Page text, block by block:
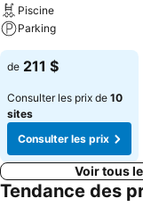
Piscine
Parking
de 211 $
Consulter les prix de 10
sites
Consulter les prix
Voir tous
Tendance des